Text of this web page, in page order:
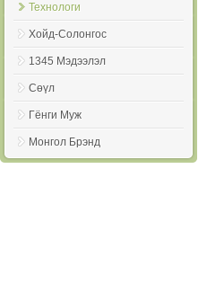
Технологи
Хойд-Солонгос
1345 Мэдээлэл
Сөүл
Гёнги Муж
Монгол Брэнд